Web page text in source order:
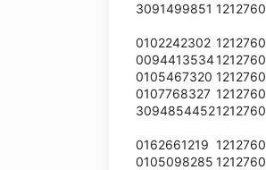
3091499851
0102242302
0094413534
0105467320
0107768327
3094854452
0162661219
0105098285